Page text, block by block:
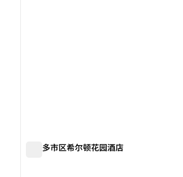
奥兰多市区希尔顿花园酒店